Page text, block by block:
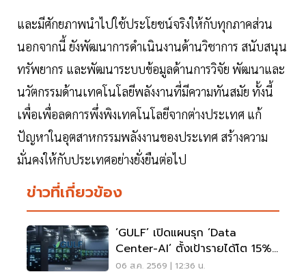
และมีศักยภาพนำไปใช้ประโยชน์จริงให้กับทุกภาคส่วน
นอกจากนี้ ยังพัฒนาการดำเนินงานด้านวิชาการ สนับสนุน
ทรัพยากร และพัฒนาระบบข้อมูลด้านการวิจัย พัฒนาและ
นวัตกรรมด้านเทคโนโลยีพลังงานที่มีความทันสมัย ทั้งนี้
เพื่อเพื่อลดการพึ่งพิงเทคโนโลยีจากต่างประเทศ แก้
ปัญหาในอุตสาหกรรมพลังงานของประเทศ สร้างความ
มั่นคงให้กับประเทศอย่างยั่งยืนต่อไป
ข่าวที่เกี่ยวข้อง
‘GULF’ เปิดแผนรุก ‘Data
Center-AI’ ตั้งเป้ารายได้โต 15%
เดินหน้าลงทุนยุโรป
06 ส.ค. 2569 | 12:36 น.